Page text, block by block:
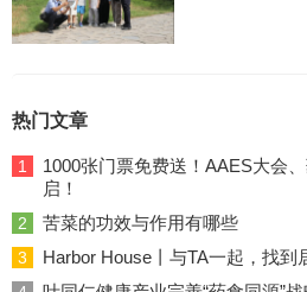
热门文章
1
1000张门票免费送！AAES大会
启！
2 苦菜的功效与作用有哪些
3 Harbor House丨与TA一起，找到